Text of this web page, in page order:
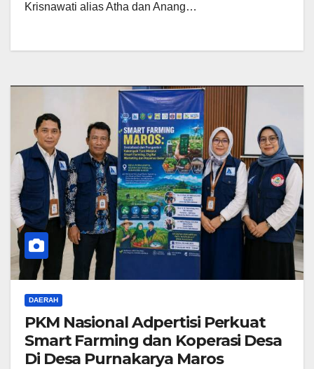
Krisnawati alias Atha dan Anang…
DAERAH
PKM Nasional Adpertisi Perkuat
Smart Farming dan Koperasi Desa
Di Desa Purnakarya Maros